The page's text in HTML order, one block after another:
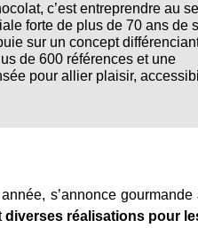
c’est entreprendre au
forte de plus de 70 ans de
sur un concept
de 600 références et une
pour allier plaisir,
s’annonce
diverses réalisations pour